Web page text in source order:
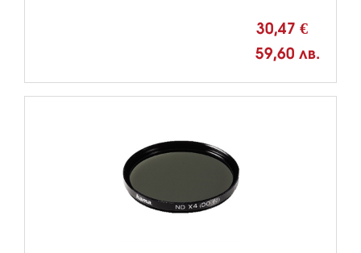
30,47 €
59,60 лв.